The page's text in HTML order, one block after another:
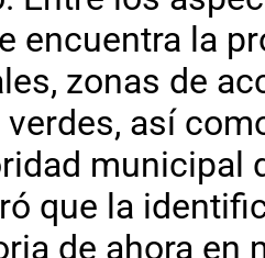
encuentra la
zonas de
así
municipal
que la
de ahora en